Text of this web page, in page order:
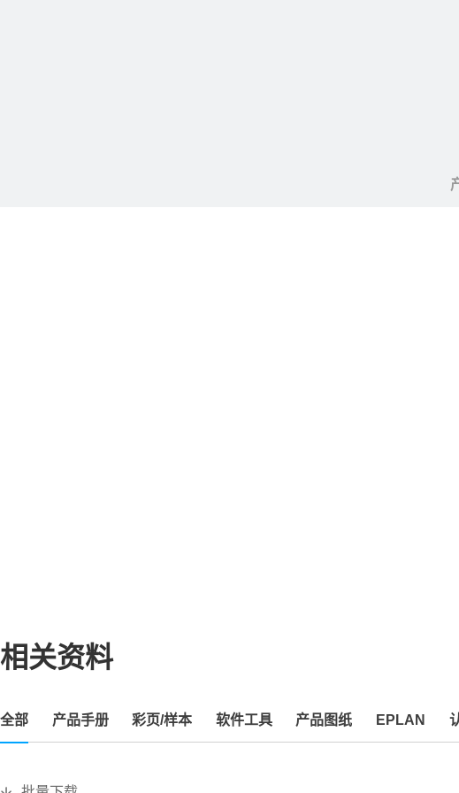
相关资料
全部 产品手册 彩页/样本 软件工具 产品图纸 EPLAN